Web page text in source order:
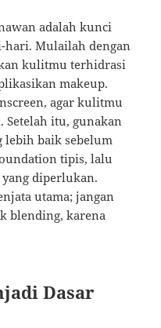
adalah kunci
hari. Mulailah dengan
kulitmu terhidrasi
makeup.
agar kulitmu
Setelah itu, gunakan
lebih baik sebelum
tipis, lalu
diperlukan.
utama; jangan
blending, karena
Dasar